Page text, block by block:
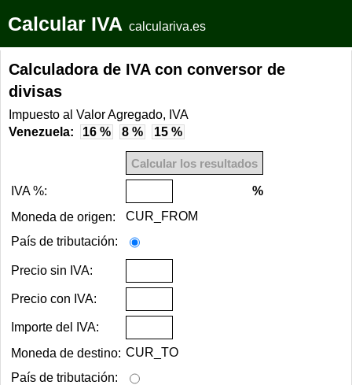
Calcular IVA calculariva.es
Calculadora de IVA con conversor de
divisas
Impuesto al Valor Agregado, IVA
Venezuela:
16 % 8 % 15 %
IVA %:
%
Moneda de origen:
CUR_FROM
País de tributación:
Precio sin IVA:
Precio con IVA:
Importe del IVA:
Moneda de destino: CUR_TO
País de tributación: